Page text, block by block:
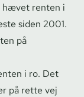
hævet renten i
siden 2001.
på
i ro. Det
på rette vej